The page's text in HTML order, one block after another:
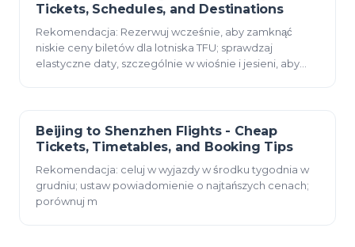
Tickets, Schedules, and Destinations
Rekomendacja: Rezerwuj wcześnie, aby zamknąć
niskie ceny biletów dla lotniska TFU; sprawdzaj
elastyczne daty, szczególnie w wiośnie i jesieni, aby
23 grudnia 2025
Beijing to Shenzhen Flights - Cheap
Tickets, Timetables, and Booking Tips
Rekomendacja: celuj w wyjazdy w środku tygodnia w
grudniu; ustaw powiadomienie o najtańszych cenach;
porównuj m